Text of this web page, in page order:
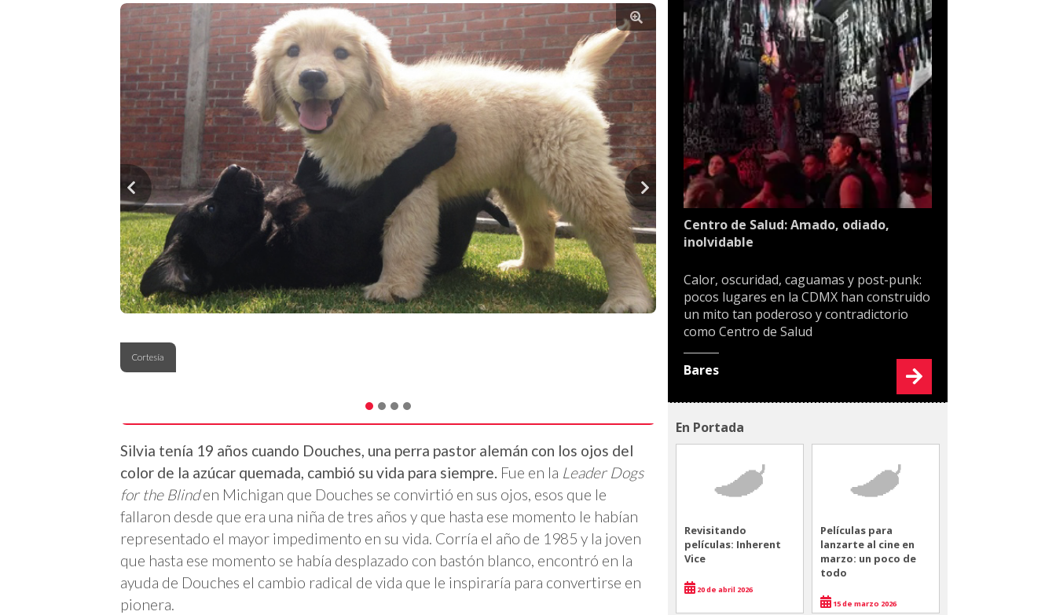
Cortesía
Silvia tenía 19 años cuando Douches, una perra pastor alemán con los ojos del
color de la azúcar quemada, cambió su vida para siempre. Fue en la Leader Dogs
for the Blinden Michigan que Douches se convirtió en sus ojos, esos que le
fallaron desde que era una niña de tres años y que hasta ese momento le habían
representado el mayor impedimento en su vida. Corría el año de 1985 y la joven
que hasta ese momento se había desplazado con bastón blanco, encontró en la
ayuda de Douches el cambio radical de vida que le inspiraría para convertirse en
pionera.
Centro de Salud: Amado, odiado,
inolvidable
Calor, oscuridad, caguamas y post-punk:
pocos lugares en la CDMX han construido
un mito tan poderoso y contradictorio
como Centro de Salud
Bares
En Portada
Revisitando
películas: Inherent
Vice
20 de abril 2026
Películas para
lanzarte al cine en
marzo: un poco de
todo
15 de marzo 2026